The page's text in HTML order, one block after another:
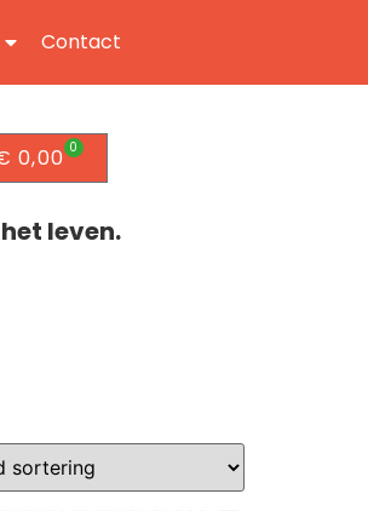
Contact
0,00 0
leven.